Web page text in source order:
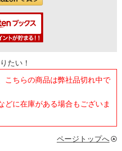
たい！
こちらの商品は弊社品切れ中で
どに在庫がある場合もございま
ページトップへ